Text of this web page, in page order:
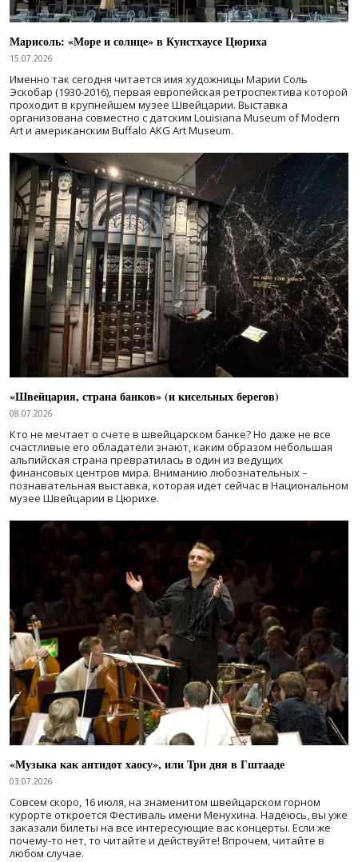
Марисоль: «Море и солнце» в Кунстхаусе Цюриха
15.07.2026
Именно так сегодня читается имя художницы Марии Соль
Эскобар (1930-2016), первая европейская ретроспектива которой
проходит в крупнейшем музее Швейцарии. Выставка
организована совместно с датским Louisiana Museum of Modern
Art и американским Buffalo AKG Art Museum.
«Швейцария, страна банков» (и кисельных берегов)
08.07.2026
Кто не мечтает о счете в швейцарском банке? Но даже не все
счастливые его обладатели знают, каким образом небольшая
альпийская страна превратилась в один из ведущих
финансовых центров мира. Вниманию любознательных –
познавательная выставка, которая идет сейчас в Национальном
музее Швейцарии в Цюрихе.
«Музыка как антидот хаосу», или Три дня в Гштааде
03.07.2026
Совсем скоро, 16 июля, на знаменитом швейцарском горном
курорте откроется Фестиваль имени Менухина. Надеюсь, вы уже
заказали билеты на все интересующие вас концерты. Если же
почему-то нет, то читайте и действуйте! Впрочем, читайте в
любом случае.